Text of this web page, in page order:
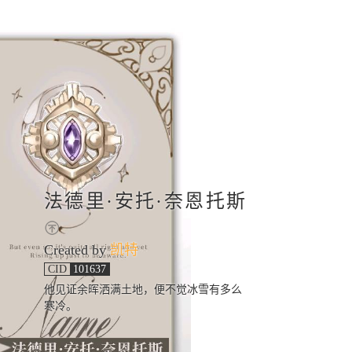
法德里·安托·奈恩托斯
Created by凯特
CID 101637
他见证余晖洒满土地，便不觉冰雪有多么
寒冷。